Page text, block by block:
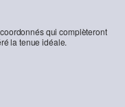
qui complèteront
la tenue idéale.